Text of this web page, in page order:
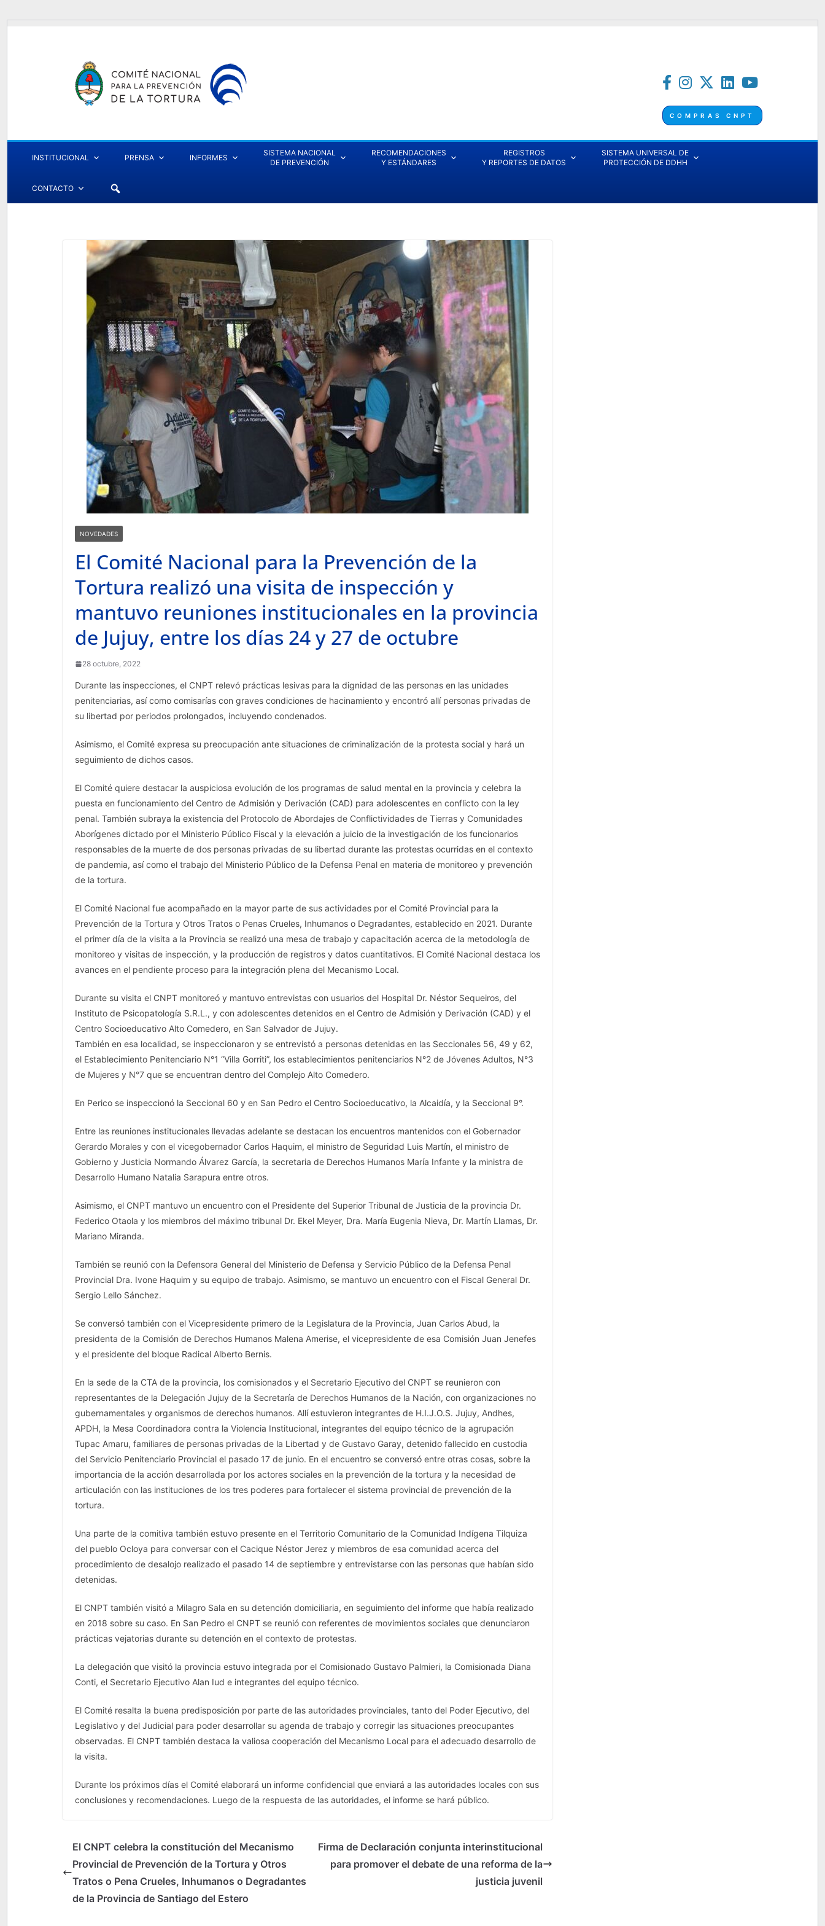
COMPRAS CNPT
INSTITUCIONAL PRENSA INFORMES
SISTEMA NACIONAL
DE PREVENCIÓN
RECOMENDACIONES
Y ESTÁNDARES
REGISTROS
Y REPORTES DE DATOS
SISTEMA UNIVERSAL DE
PROTECCIÓN DE DDHH
CONTACTO
NOVEDADES
El Comité Nacional para la Prevención de la
Tortura realizó una visita de inspección y
mantuvo reuniones institucionales en la provincia
de Jujuy, entre los días 24 y 27 de octubre
28 octubre, 2022
Durante las inspecciones, el CNPT relevó prácticas lesivas para la dignidad de las personas en las unidades
penitenciarias, así como comisarías con graves condiciones de hacinamiento y encontró allí personas privadas de
su libertad por periodos prolongados, incluyendo condenados.
Asimismo, el Comité expresa su preocupación ante situaciones de criminalización de la protesta social y hará un
seguimiento de dichos casos.
El Comité quiere destacar la auspiciosa evolución de los programas de salud mental en la provincia y celebra la
puesta en funcionamiento del Centro de Admisión y Derivación (CAD) para adolescentes en conflicto con la ley
penal. También subraya la existencia del Protocolo de Abordajes de Conflictividades de Tierras y Comunidades
Aborígenes dictado por el Ministerio Público Fiscal y la elevación a juicio de la investigación de los funcionarios
responsables de la muerte de dos personas privadas de su libertad durante las protestas ocurridas en el contexto
de pandemia, así como el trabajo del Ministerio Público de la Defensa Penal en materia de monitoreo y prevención
de la tortura.
El Comité Nacional fue acompañado en la mayor parte de sus actividades por el Comité Provincial para la
Prevención de la Tortura y Otros Tratos o Penas Crueles, Inhumanos o Degradantes, establecido en 2021. Durante
el primer día de la visita a la Provincia se realizó una mesa de trabajo y capacitación acerca de la metodología de
monitoreo y visitas de inspección, y la producción de registros y datos cuantitativos. El Comité Nacional destaca los
avances en el pendiente proceso para la integración plena del Mecanismo Local.
Durante su visita el CNPT monitoreó y mantuvo entrevistas con usuarios del Hospital Dr. Néstor Sequeiros, del
Instituto de Psicopatología S.R.L., y con adolescentes detenidos en el Centro de Admisión y Derivación (CAD) y el
Centro Socioeducativo Alto Comedero, en San Salvador de Jujuy.
También en esa localidad, se inspeccionaron y se entrevistó a personas detenidas en las Seccionales 56, 49 y 62,
el Establecimiento Penitenciario N°1 “Villa Gorriti”, los establecimientos penitenciarios N°2 de Jóvenes Adultos, N°3
de Mujeres y N°7 que se encuentran dentro del Complejo Alto Comedero.
En Perico se inspeccionó la Seccional 60 y en San Pedro el Centro Socioeducativo, la Alcaidía, y la Seccional 9°.
Entre las reuniones institucionales llevadas adelante se destacan los encuentros mantenidos con el Gobernador
Gerardo Morales y con el vicegobernador Carlos Haquim, el ministro de Seguridad Luis Martín, el ministro de
Gobierno y Justicia Normando Álvarez García, la secretaria de Derechos Humanos María Infante y la ministra de
Desarrollo Humano Natalia Sarapura entre otros.
Asimismo, el CNPT mantuvo un encuentro con el Presidente del Superior Tribunal de Justicia de la provincia Dr.
Federico Otaola y los miembros del máximo tribunal Dr. Ekel Meyer, Dra. María Eugenia Nieva, Dr. Martín Llamas, Dr.
Mariano Miranda.
También se reunió con la Defensora General del Ministerio de Defensa y Servicio Público de la Defensa Penal
Provincial Dra. Ivone Haquim y su equipo de trabajo. Asimismo, se mantuvo un encuentro con el Fiscal General Dr.
Sergio Lello Sánchez.
Se conversó también con el Vicepresidente primero de la Legislatura de la Provincia, Juan Carlos Abud, la
presidenta de la Comisión de Derechos Humanos Malena Amerise, el vicepresidente de esa Comisión Juan Jenefes
y el presidente del bloque Radical Alberto Bernis.
En la sede de la CTA de la provincia, los comisionados y el Secretario Ejecutivo del CNPT se reunieron con
representantes de la Delegación Jujuy de la Secretaría de Derechos Humanos de la Nación, con organizaciones no
gubernamentales y organismos de derechos humanos. Allí estuvieron integrantes de H.I.J.O.S. Jujuy, Andhes,
APDH, la Mesa Coordinadora contra la Violencia Institucional, integrantes del equipo técnico de la agrupación
Tupac Amaru, familiares de personas privadas de la Libertad y de Gustavo Garay, detenido fallecido en custodia
del Servicio Penitenciario Provincial el pasado 17 de junio. En el encuentro se conversó entre otras cosas, sobre la
importancia de la acción desarrollada por los actores sociales en la prevención de la tortura y la necesidad de
articulación con las instituciones de los tres poderes para fortalecer el sistema provincial de prevención de la
tortura.
Una parte de la comitiva también estuvo presente en el Territorio Comunitario de la Comunidad Indígena Tilquiza
del pueblo Ocloya para conversar con el Cacique Néstor Jerez y miembros de esa comunidad acerca del
procedimiento de desalojo realizado el pasado 14 de septiembre y entrevistarse con las personas que habían sido
detenidas.
El CNPT también visitó a Milagro Sala en su detención domiciliaria, en seguimiento del informe que había realizado
en 2018 sobre su caso. En San Pedro el CNPT se reunió con referentes de movimientos sociales que denunciaron
prácticas vejatorias durante su detención en el contexto de protestas.
La delegación que visitó la provincia estuvo integrada por el Comisionado Gustavo Palmieri, la Comisionada Diana
Conti, el Secretario Ejecutivo Alan Iud e integrantes del equipo técnico.
El Comité resalta la buena predisposición por parte de las autoridades provinciales, tanto del Poder Ejecutivo, del
Legislativo y del Judicial para poder desarrollar su agenda de trabajo y corregir las situaciones preocupantes
observadas. El CNPT también destaca la valiosa cooperación del Mecanismo Local para el adecuado desarrollo de
la visita.
Durante los próximos días el Comité elaborará un informe confidencial que enviará a las autoridades locales con sus
conclusiones y recomendaciones. Luego de la respuesta de las autoridades, el informe se hará público.
El CNPT celebra la constitución del Mecanismo
Provincial de Prevención de la Tortura y Otros
Tratos o Pena Crueles, Inhumanos o Degradantes
de la Provincia de Santiago del Estero
Firma de Declaración conjunta interinstitucional
para promover el debate de una reforma de la
justicia juvenil